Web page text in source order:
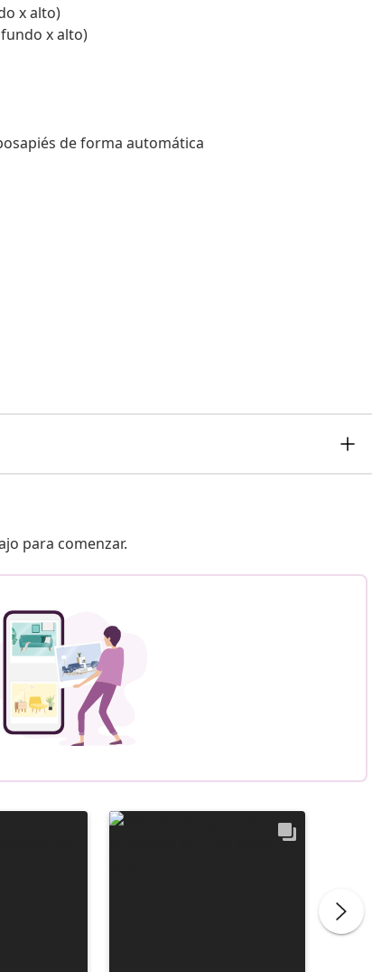
x alto)
x alto)
de forma automática
para comenzar.